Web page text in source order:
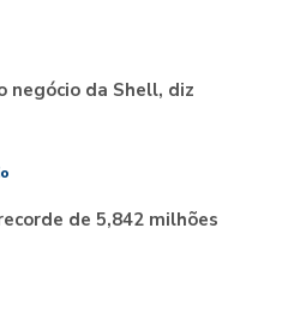
negócio da Shell, diz
de 5,842 milhões